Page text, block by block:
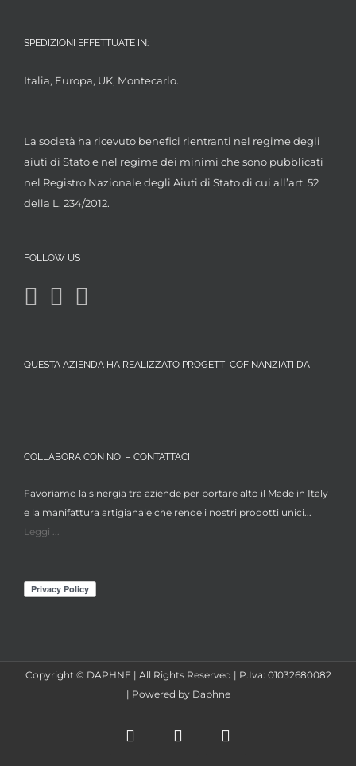
SPEDIZIONI EFFETTUATE IN:
Italia, Europa, UK, Montecarlo.
La società ha ricevuto benefici rientranti nel regime degli
aiuti di Stato e nel regime dei minimi che sono pubblicati
nel Registro Nazionale degli Aiuti di Stato di cui all’art. 52
della L. 234/2012.
FOLLOW US
QUESTA AZIENDA HA REALIZZATO PROGETTI COFINANZIATI DA
COLLABORA CON NOI – CONTATTACI
Favoriamo la sinergia tra aziende per portare alto il Made in Italy
e la manifattura artigianale che rende i nostri prodotti unici...
Leggi ...
Copyright © DAPHNE | All Rights Reserved | P.Iva: 01032680082
| Powered by Daphne
FacebookInstagram
X